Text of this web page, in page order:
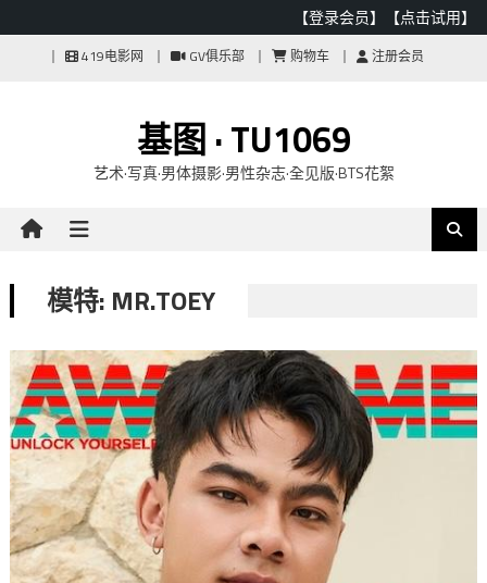
【登录会员】 【点击试用】
419电影网 GV俱乐部 购物车 注册会员
基图 · TU1069
艺术·写真·男体摄影·男性杂志·全见版·BTS花絮
模特: MR.TOEY